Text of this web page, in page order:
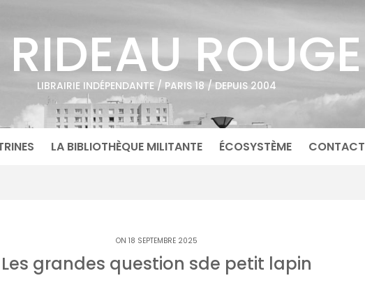
RIDEAU ROUGE
LIBRAIRIE INDÉPENDANTE / PARIS 18 / DEPUIS 2004
LA BIBLIOTHÈQUE MILITANTE ÉCOSYSTÈME CONTACT
ON 18 SEPTEMBRE 2025
Les grandes question sde petit lapin